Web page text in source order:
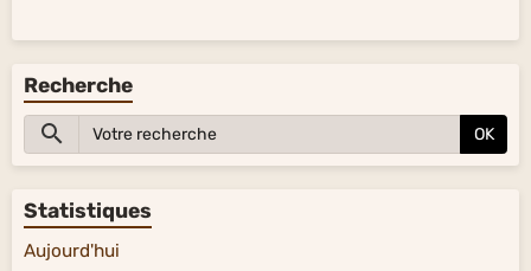
Recherche
OK
Statistiques
Aujourd'hui